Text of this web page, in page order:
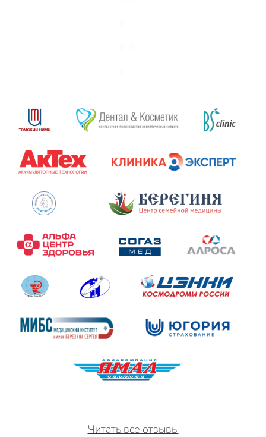
Читать все отзывы